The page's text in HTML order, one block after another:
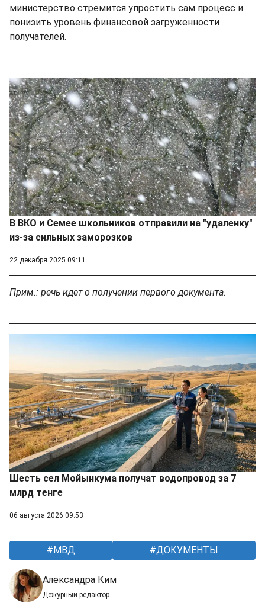
министерство стремится упростить сам процесс и
понизить уровень финансовой загруженности
получателей.
В ВКО и Семее школьников отправили на "удаленку"
из-за сильных заморозков
22 декабря 2025 09:11
Прим.: речь идет о получении первого документа.
Шесть сел Мойынкума получат водопровод за 7
млрд тенге
06 августа 2026 09:53
МВД ДОКУМЕНТЫ
Александра Ким
Дежурный редактор